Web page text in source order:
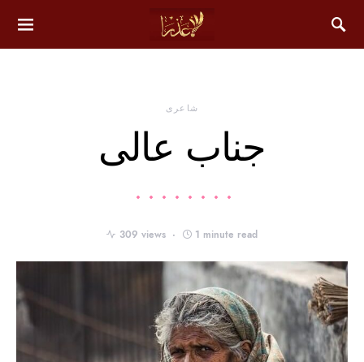
شاعری
جناب عالی
309 views 1 minute read